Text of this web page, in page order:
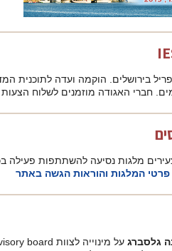
פרופ’ יוסי אורלי. הרכבת
ומרצים מומלצים
המועד הבא
על מינוייה לצוות advisory board של ENETS European Neuroendocrine